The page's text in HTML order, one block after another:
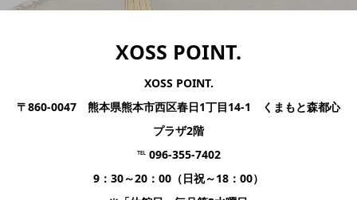
XOSS POINT.
XOSS POINT.
〒860-0047 熊本県熊本市西区春日1丁目14-1 くまもと森都心
プラザ2階
℡ 096-355-7402
9：30～20：00（日祝～18：00）